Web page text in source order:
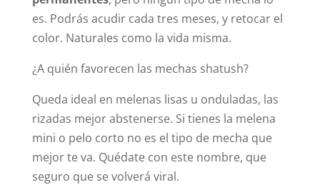
es. Podrás acudir cada tres meses, y retocar el
color. Naturales como la vida misma.
¿A quién favorecen las mechas shatush?
Queda ideal en melenas lisas u onduladas, las
rizadas mejor abstenerse. Si tienes la melena
mini o pelo corto no es el tipo de mecha que
mejor te va. Quédate con este nombre, que
seguro que se volverá viral.